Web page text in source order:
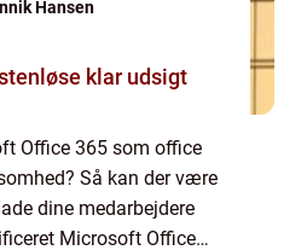
Hansen
klar udsigt
Office 365 som office
Så kan der være
dine medarbejdere
Microsoft Office